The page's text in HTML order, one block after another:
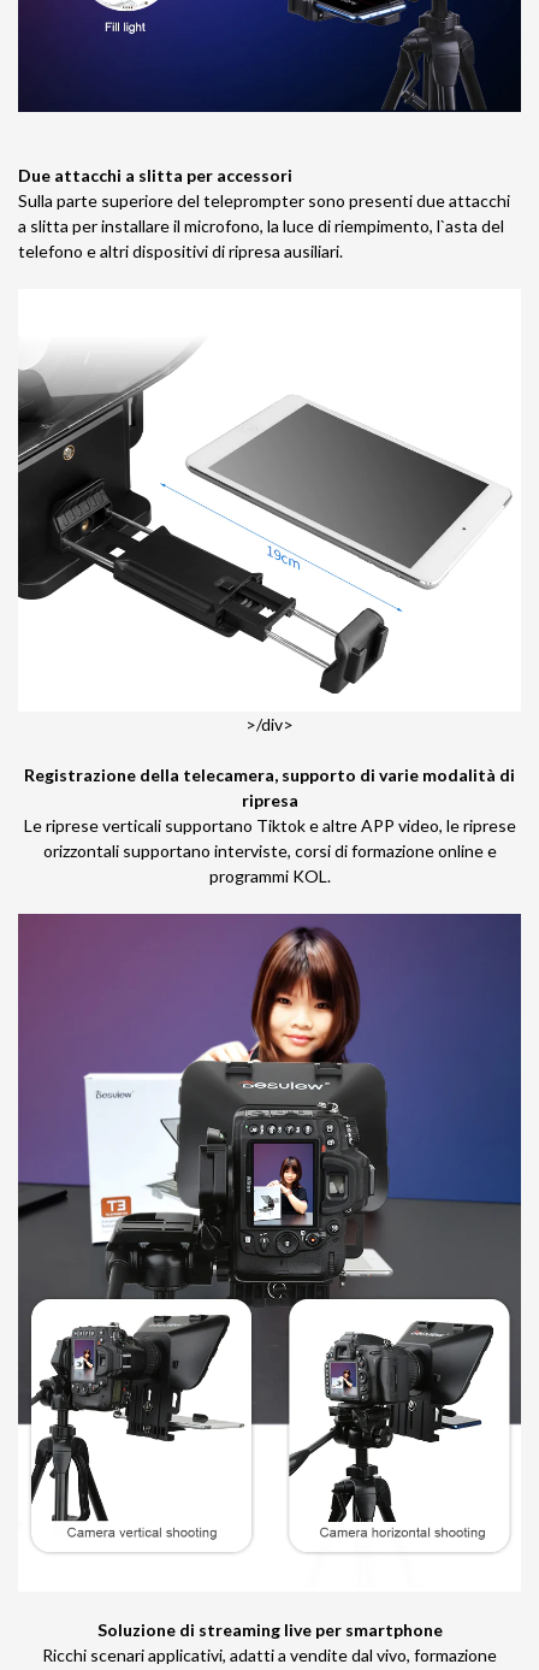
Due attacchi a slitta per accessori
Sulla parte superiore del teleprompter sono presenti due attacchi
a slitta per installare il microfono, la luce di riempimento, l`asta del
telefono e altri dispositivi di ripresa ausiliari.
>/div>
Registrazione della telecamera, supporto di varie modalità di
ripresa
Le riprese verticali supportano Tiktok e altre APP video, le riprese
orizzontali supportano interviste, corsi di formazione online e
programmi KOL.
Soluzione di streaming live per smartphone
Ricchi scenari applicativi, adatti a vendite dal vivo, formazione